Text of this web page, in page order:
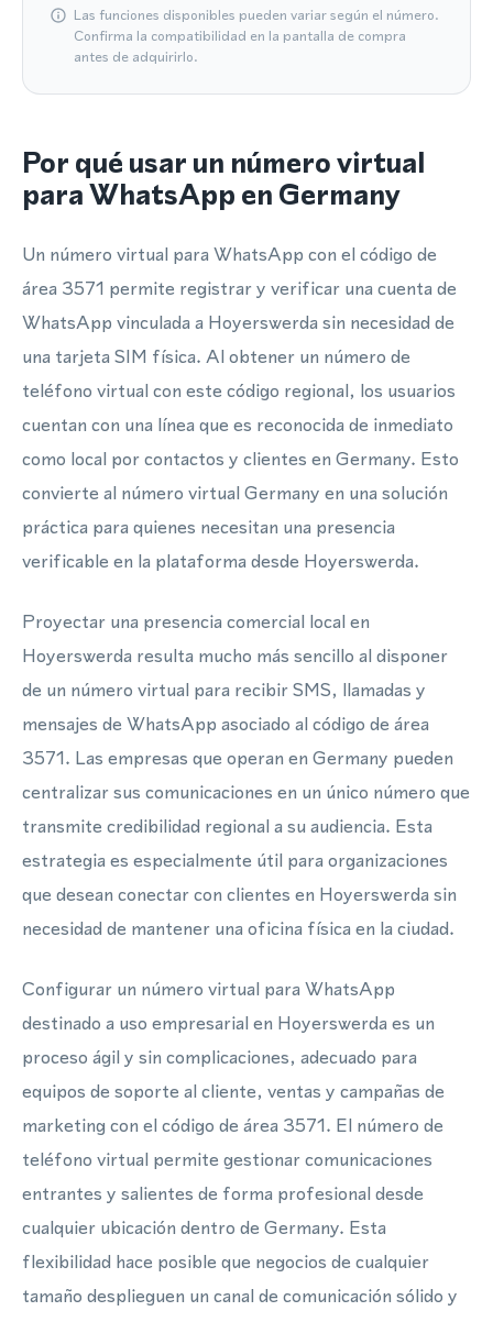
Las funciones disponibles pueden variar según el número.
Confirma la compatibilidad en la pantalla de compra
antes de adquirirlo.
Por qué usar un número virtual
para WhatsApp en Germany
Un número virtual para WhatsApp con el código de
área 3571 permite registrar y verificar una cuenta de
WhatsApp vinculada a Hoyerswerda sin necesidad de
una tarjeta SIM física. Al obtener un número de
teléfono virtual con este código regional, los usuarios
cuentan con una línea que es reconocida de inmediato
como local por contactos y clientes en Germany. Esto
convierte al número virtual Germany en una solución
práctica para quienes necesitan una presencia
verificable en la plataforma desde Hoyerswerda.
Proyectar una presencia comercial local en
Hoyerswerda resulta mucho más sencillo al disponer
de un número virtual para recibir SMS, llamadas y
mensajes de WhatsApp asociado al código de área
3571. Las empresas que operan en Germany pueden
centralizar sus comunicaciones en un único número que
transmite credibilidad regional a su audiencia. Esta
estrategia es especialmente útil para organizaciones
que desean conectar con clientes en Hoyerswerda sin
necesidad de mantener una oficina física en la ciudad.
Configurar un número virtual para WhatsApp
destinado a uso empresarial en Hoyerswerda es un
proceso ágil y sin complicaciones, adecuado para
equipos de soporte al cliente, ventas y campañas de
marketing con el código de área 3571. El número de
teléfono virtual permite gestionar comunicaciones
entrantes y salientes de forma profesional desde
cualquier ubicación dentro de Germany. Esta
flexibilidad hace posible que negocios de cualquier
tamaño desplieguen un canal de comunicación sólido y